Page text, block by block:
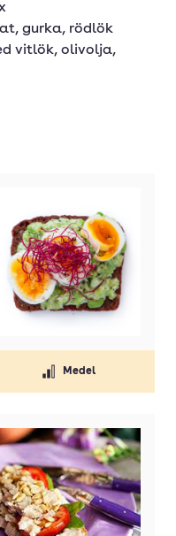
gurka, rödlök
vitlök, olivolja,
Medel